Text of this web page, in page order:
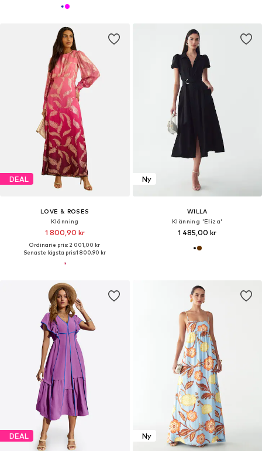
DEAL
LOVE & ROSES
Klänning
1 800,90 kr
Ordinarie pris: 2 001,00 kr
Senaste lägsta pris:1 800,90 kr
Ny
WILLA
Klänning 'Eliza'
1 485,00 kr
DEAL Ny